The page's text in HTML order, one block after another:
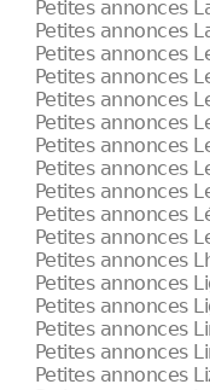
Petites annonces
Petites annonces
Petites annonces
Petites annonces
Petites annonces
Petites annonces
Petites annonces
Petites annonces
Petites annonces
Petites annonces
Petites annonces
Petites annonces
Petites annonces
Petites annonces
Petites annonces
Petites annonces
Petites annonces